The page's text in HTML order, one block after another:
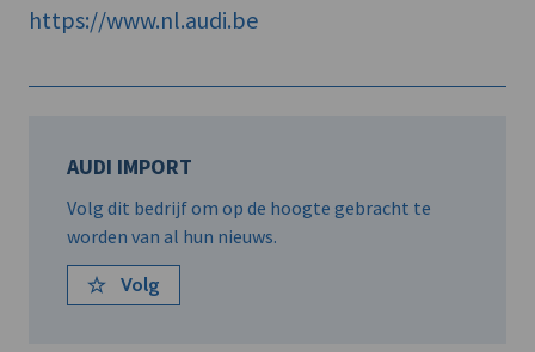
https://www.nl.audi.be
AUDI IMPORT
Volg dit bedrijf om op de hoogte gebracht te
worden van al hun nieuws.
Volg